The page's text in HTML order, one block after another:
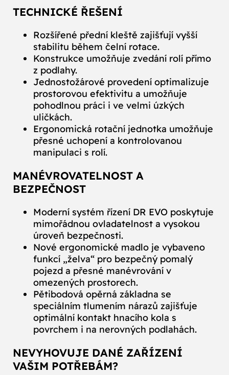
TECHNICKÉ ŘEŠENÍ
Rozšířené přední kleště zajišťují vyšší
stabilitu během čelní rotace.
Konstrukce umožňuje zvedání rolí přímo
z podlahy.
Jednostožárové provedení optimalizuje
prostorovou efektivitu a umožňuje
pohodlnou práci i ve velmi úzkých
uličkách.
Ergonomická rotační jednotka umožňuje
přesné uchopení a kontrolovanou
manipulaci s rolí.
MANÉVROVATELNOST A
BEZPEČNOST
Moderní systém řízení DR EVO poskytuje
mimořádnou ovladatelnost a vysokou
úroveň bezpečnosti.
Nové ergonomické madlo je vybaveno
funkcí „želva“ pro bezpečný pomalý
pojezd a přesné manévrování v
omezených prostorech.
Pětibodová opěrná základna se
speciálním tlumením nárazů zajišťuje
optimální kontakt hnacího kola s
povrchem i na nerovných podlahách.
NEVYHOVUJE DANÉ ZAŘÍZENÍ
VAŠIM POTŘEBÁM?